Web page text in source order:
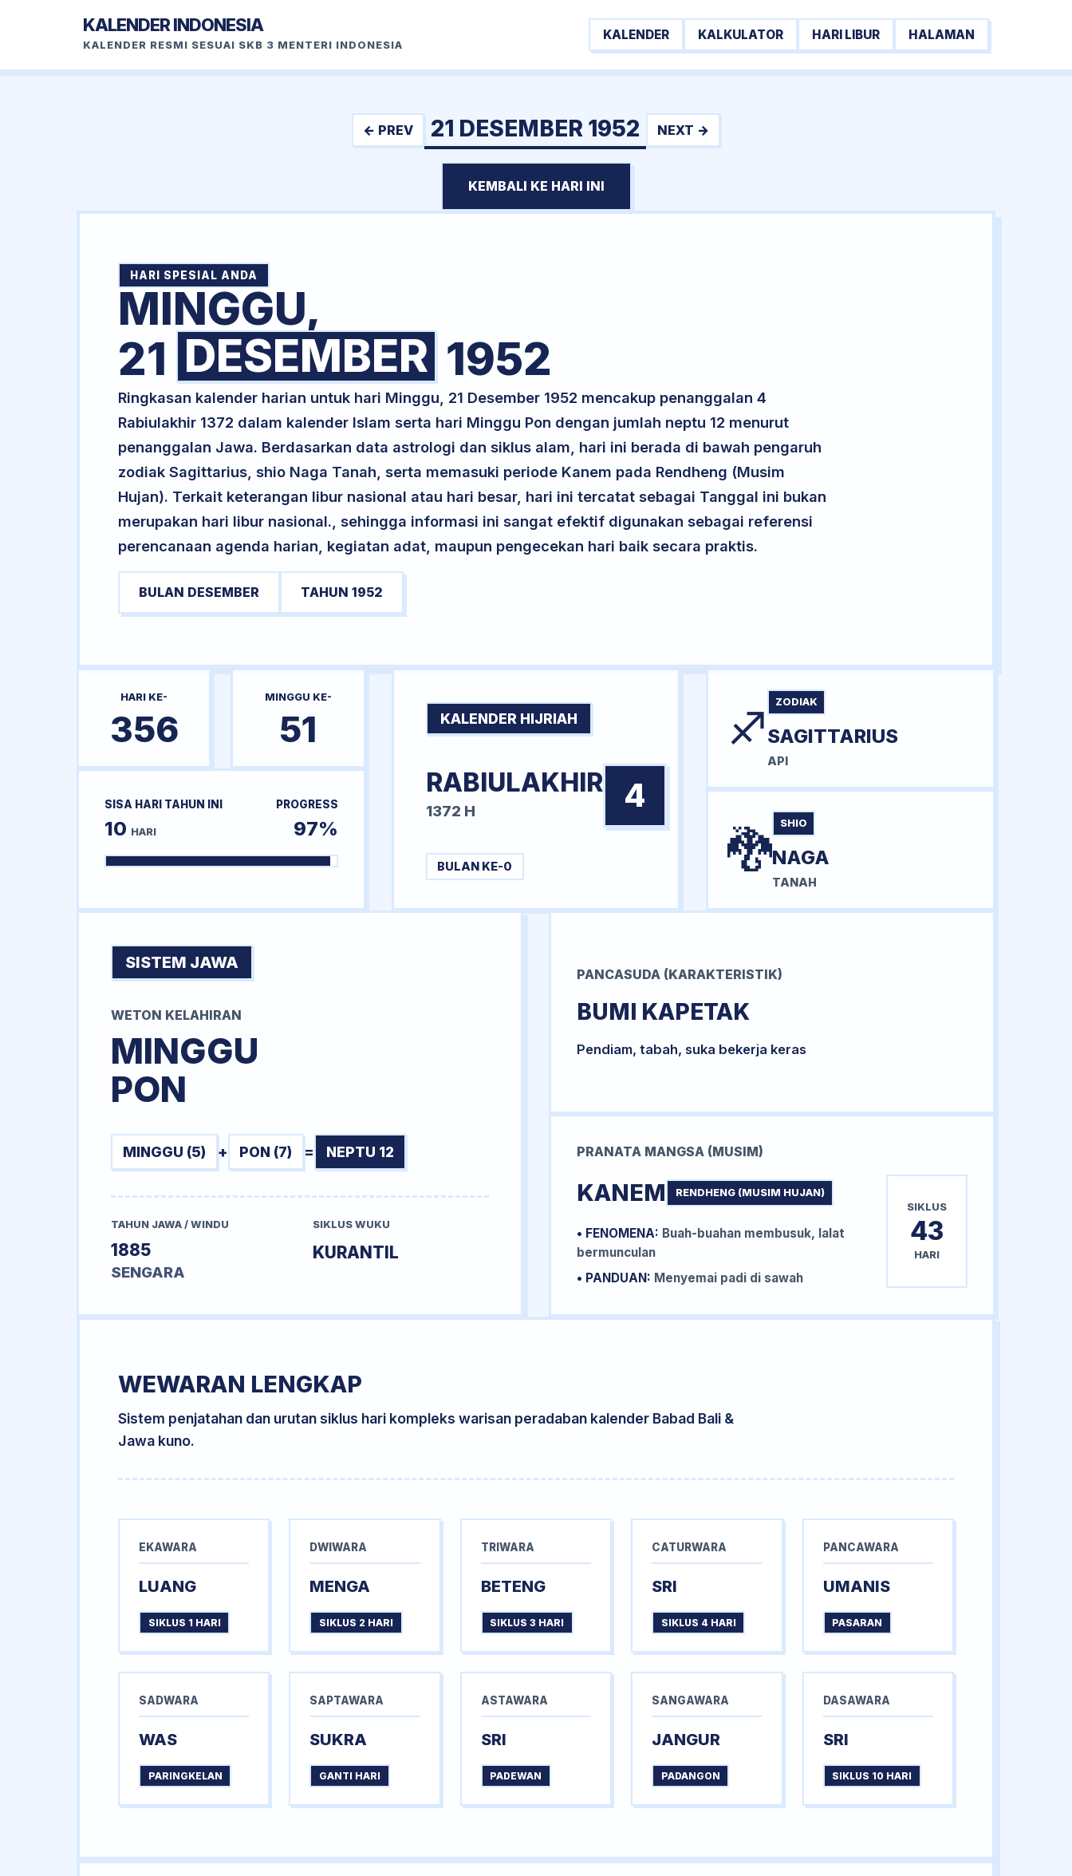
KALENDER INDONESIA
KALENDER RESMI SESUAI SKB 3 MENTERI INDONESIA
KALENDER KALKULATOR HARI LIBUR HALAMAN
← PREV 21 DESEMBER 1952 NEXT →
KEMBALI KE HARI INI
HARI SPESIAL ANDA
MINGGU,
21 DESEMBER 1952
Ringkasan kalender harian untuk hari Minggu, 21 Desember 1952 mencakup penanggalan 4
Rabiulakhir 1372 dalam kalender Islam serta hari Minggu Pon dengan jumlah neptu 12 menurut
penanggalan Jawa. Berdasarkan data astrologi dan siklus alam, hari ini berada di bawah pengaruh
zodiak Sagittarius, shio Naga Tanah, serta memasuki periode Kanem pada Rendheng (Musim
Hujan). Terkait keterangan libur nasional atau hari besar, hari ini tercatat sebagai Tanggal ini bukan
merupakan hari libur nasional., sehingga informasi ini sangat efektif digunakan sebagai referensi
perencanaan agenda harian, kegiatan adat, maupun pengecekan hari baik secara praktis.
BULAN DESEMBER TAHUN 1952
HARI KE-
356
MINGGU KE-
51
SISA HARI TAHUN INI
10 HARI
PROGRESS
97%
KALENDER HIJRIAH
RABIULAKHIR
1372 H 4
BULAN KE-0
♐ ZODIAK
SAGITTARIUS
API
🐉 SHIO
NAGA
TANAH
SISTEM JAWA
WETON KELAHIRAN
MINGGU
PON
MINGGU (5) + PON (7) = NEPTU 12
TAHUN JAWA / WINDU
1885
SENGARA
SIKLUS WUKU
KURANTIL
PANCASUDA (KARAKTERISTIK)
BUMI KAPETAK
Pendiam, tabah, suka bekerja keras
PRANATA MANGSA (MUSIM)
KANEM RENDHENG (MUSIM HUJAN)
• FENOMENA: Buah-buahan membusuk, lalat
bermunculan
• PANDUAN: Menyemai padi di sawah
SIKLUS
43
HARI
WEWARAN LENGKAP
Sistem penjatahan dan urutan siklus hari kompleks warisan peradaban kalender Babad Bali &
Jawa kuno.
EKAWARA
LUANG
SIKLUS 1 HARI
DWIWARA
MENGA
SIKLUS 2 HARI
TRIWARA
BETENG
SIKLUS 3 HARI
CATURWARA
SRI
SIKLUS 4 HARI
PANCAWARA
UMANIS
PASARAN
SADWARA
WAS
PARINGKELAN
SAPTAWARA
SUKRA
GANTI HARI
ASTAWARA
SRI
PADEWAN
SANGAWARA
JANGUR
PADANGON
DASAWARA
SRI
SIKLUS 10 HARI